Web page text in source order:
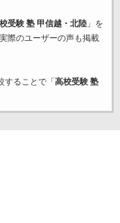
受験 塾 甲信越・北陸」を
際のユーザーの声も掲載
することで「 高校受験 塾